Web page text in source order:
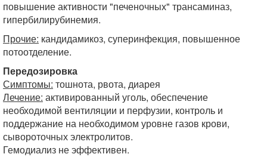
повышение активности "печеночных" трансаминаз,
гипербилирубинемия.
Прочие: кандидамикоз, суперинфекция, повышенное
потоотделение.
Передозировка
Симптомы: тошнота, рвота, диарея
Лечение: активированный уголь, обеспечение
необходимой вентиляции и перфузии, контроль и
поддержание на необходимом уровне газов крови,
сывороточных электролитов.
Гемодиализ не эффективен.